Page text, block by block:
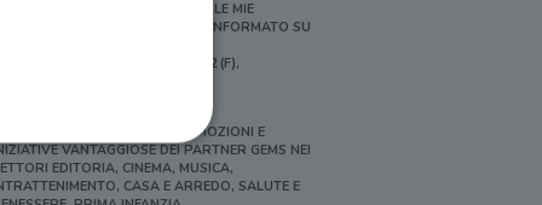
PERSONALIZZATE E IN LINEA CON LE MIE
ABITUDINI DI ACQUISTO, ESSERE INFORMATO SU
[FINALITÀ DI PROFILAZIONE, ART.2 (F),
SÌ, DESIDERO ACCEDERE A PROMOZIONI E
VANTAGGIOSE DEI PARTNER GEMS NEI
EDITORIA, CINEMA, MUSICA,
CASA E ARREDO, SALUTE E